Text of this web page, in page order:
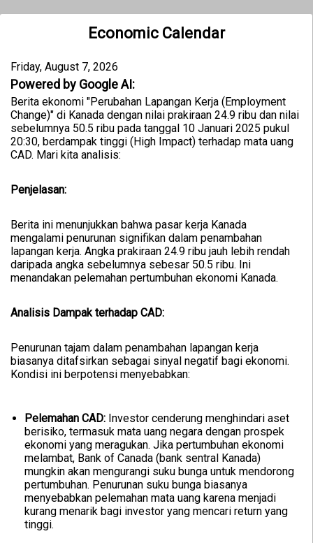
Economic Calendar
Friday, August 7, 2026
Powered by Google AI:
Berita ekonomi "Perubahan Lapangan Kerja (Employment
Change)" di Kanada dengan nilai prakiraan 24.9 ribu dan nilai
sebelumnya 50.5 ribu pada tanggal 10 Januari 2025 pukul
20:30, berdampak tinggi (High Impact) terhadap mata uang
CAD. Mari kita analisis:
Penjelasan:
Berita ini menunjukkan bahwa pasar kerja Kanada
mengalami penurunan signifikan dalam penambahan
lapangan kerja. Angka prakiraan 24.9 ribu jauh lebih rendah
daripada angka sebelumnya sebesar 50.5 ribu. Ini
menandakan pelemahan pertumbuhan ekonomi Kanada.
Analisis Dampak terhadap CAD:
Penurunan tajam dalam penambahan lapangan kerja
biasanya ditafsirkan sebagai sinyal negatif bagi ekonomi.
Kondisi ini berpotensi menyebabkan:
Pelemahan CAD: Investor cenderung menghindari aset
berisiko, termasuk mata uang negara dengan prospek
ekonomi yang meragukan. Jika pertumbuhan ekonomi
melambat, Bank of Canada (bank sentral Kanada)
mungkin akan mengurangi suku bunga untuk mendorong
pertumbuhan. Penurunan suku bunga biasanya
menyebabkan pelemahan mata uang karena menjadi
kurang menarik bagi investor yang mencari return yang
tinggi.